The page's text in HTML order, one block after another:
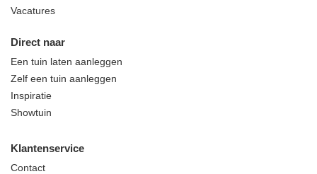
Vacatures
Direct naar
Een tuin laten aanleggen
Zelf een tuin aanleggen
Inspiratie
Showtuin
Klantenservice
Contact